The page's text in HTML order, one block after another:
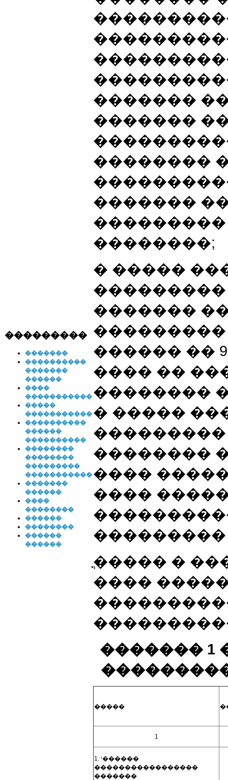
���������
�������
����������
�������
������
����
�����������
�����
�����������
����������
������
����������
��������
��������
���������
�����������
�������
������
����
��������
������
��������
������
������
�������
�������
��������
�������
��������;
� �����
�������
���������
������ ��
���� ��
��������
� �����
��������
����
����
�����
����
������� 1
�����
1
1. ʳ������
�����������������
�������